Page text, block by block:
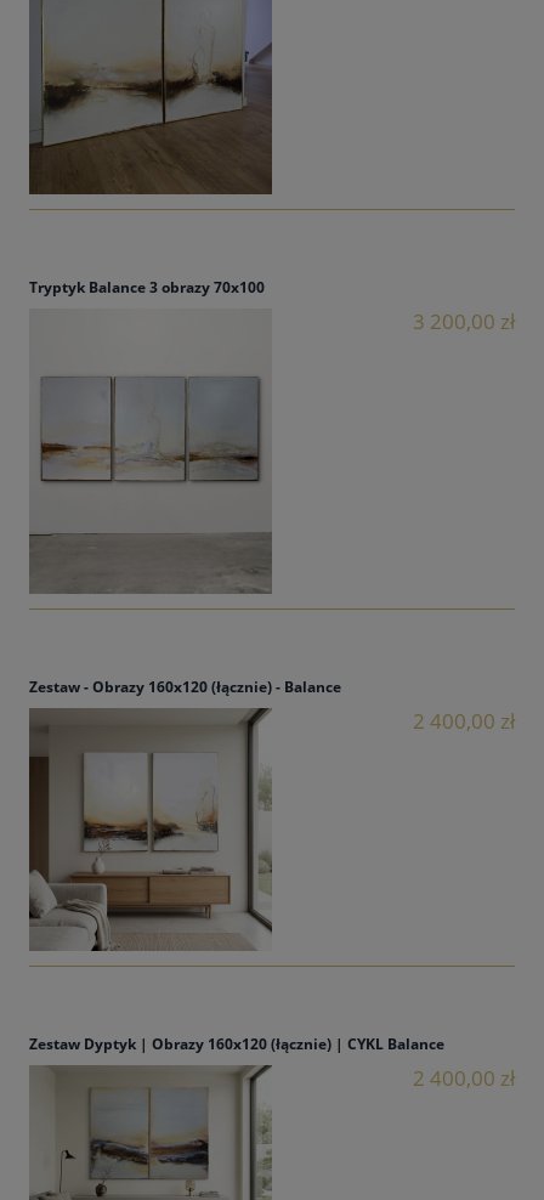
Tryptyk Balance 3 obrazy 70x100
3 200,00 zł
Zestaw - Obrazy 160x120 (łącznie) - Balance
2 400,00 zł
Zestaw Dyptyk | Obrazy 160x120 (łącznie) | CYKL Balance
2 400,00 zł